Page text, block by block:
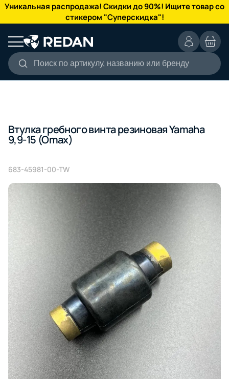
Уникальная распродажа! Скидки до 90%! Ищите товар со
стикером "Суперскидка"!
Поиск по артикулу, названию или бренду
КАТАЛОГ
Втулка гребного винта резиновая Yamaha
9,9-15 (Omax)
683-45981-00-TW